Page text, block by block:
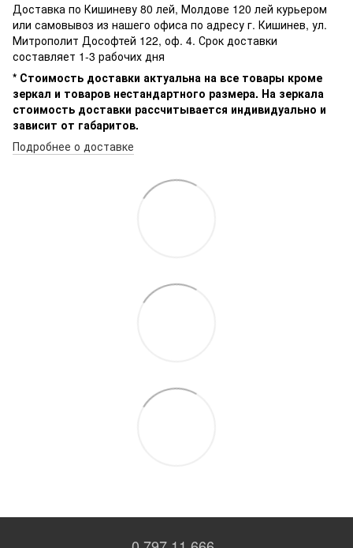
Доставка по Кишиневу 80 лей, Молдове 120 лей курьером
или самовывоз из нашего офиса по адресу г. Кишинев, ул.
Митрополит Дософтей 122, оф. 4. Срок доставки
составляет 1-3 рабочих дня
* Стоимость доставки актуальна на все товары кроме
зеркал и товаров нестандартного размера. На зеркала
стоимость доставки рассчитывается индивидуально и
зависит от габаритов.
Подробнее о доставке